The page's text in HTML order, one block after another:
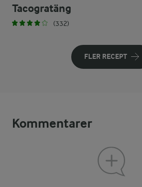
Tacogratäng
(332)
FLER RECEPT
Kommentarer